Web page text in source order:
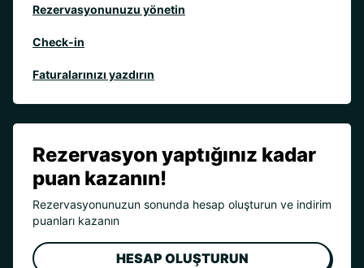
Rezervasyonunuzu yönetin
Check-in
Faturalarınızı yazdırın
Rezervasyon yaptığınız kadar
puan kazanın!
Rezervasyonunuzun sonunda hesap oluşturun ve indirim
puanları kazanın
HESAP OLUŞTURUN